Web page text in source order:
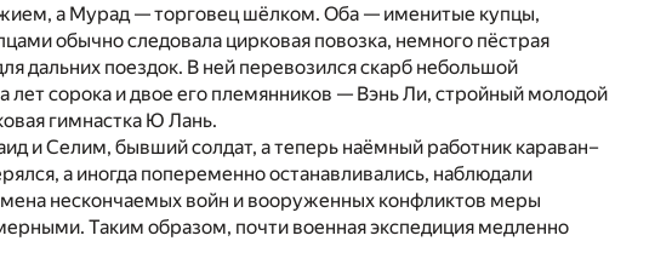
а Мурад — торговец шёлком. Оба — именитые купцы,
обычно следовала цирковая повозка, немного пёстрая
дальних поездок. В ней перевозился скарб небольшой
сорока и двое его племянников — Вэнь Ли, стройный молодой
гимнастка Ю Лань.
и Селим, бывший солдат, а теперь наёмный работник караван–
а иногда попеременно останавливались, наблюдали
нескончаемых войн и вооруженных конфликтов меры
Таким образом, почти военная экспедиция медленно